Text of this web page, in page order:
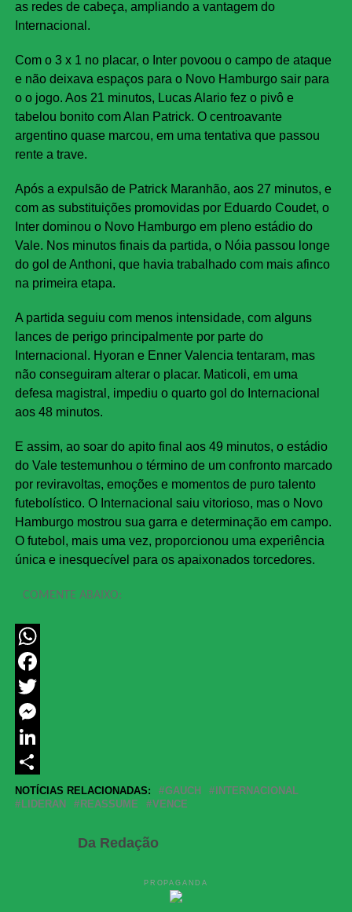
as redes de cabeça, ampliando a vantagem do
Internacional.
Com o 3 x 1 no placar, o Inter povoou o campo de ataque
e não deixava espaços para o Novo Hamburgo sair para
o o jogo. Aos 21 minutos, Lucas Alario fez o pivô e
tabelou bonito com Alan Patrick. O centroavante
argentino quase marcou, em uma tentativa que passou
rente a trave.
Após a expulsão de Patrick Maranhão, aos 27 minutos, e
com as substituições promovidas por Eduardo Coudet, o
Inter dominou o Novo Hamburgo em pleno estádio do
Vale. Nos minutos finais da partida, o Nóia passou longe
do gol de Anthoni, que havia trabalhado com mais afinco
na primeira etapa.
A partida seguiu com menos intensidade, com alguns
lances de perigo principalmente por parte do
Internacional. Hyoran e Enner Valencia tentaram, mas
não conseguiram alterar o placar. Maticoli, em uma
defesa magistral, impediu o quarto gol do Internacional
aos 48 minutos.
E assim, ao soar do apito final aos 49 minutos, o estádio
do Vale testemunhou o término de um confronto marcado
por reviravoltas, emoções e momentos de puro talento
futebolístico. O Internacional saiu vitorioso, mas o Novo
Hamburgo mostrou sua garra e determinação em campo.
O futebol, mais uma vez, proporcionou uma experiência
única e inesquecível para os apaixonados torcedores.
COMENTE ABAIXO:
WhatsApp
Facebook
Twitter
Messenger
LinkedIn
Share
NOTÍCIAS RELACIONADAS: GAUCH
INTERNACIONAL
LIDERAN
REASSUME VENCE
Da Redação
PROPAGANDA